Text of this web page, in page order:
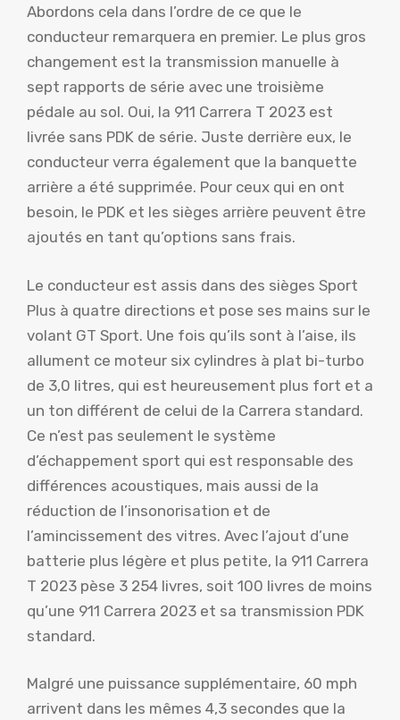
Abordons cela dans l’ordre de ce que le
conducteur remarquera en premier. Le plus gros
changement est la transmission manuelle à
sept rapports de série avec une troisième
pédale au sol. Oui, la 911 Carrera T 2023 est
livrée sans PDK de série. Juste derrière eux, le
conducteur verra également que la banquette
arrière a été supprimée. Pour ceux qui en ont
besoin, le PDK et les sièges arrière peuvent être
ajoutés en tant qu’options sans frais.
Le conducteur est assis dans des sièges Sport
Plus à quatre directions et pose ses mains sur le
volant GT Sport. Une fois qu’ils sont à l’aise, ils
allument ce moteur six cylindres à plat bi-turbo
de 3,0 litres, qui est heureusement plus fort et a
un ton différent de celui de la Carrera standard.
Ce n’est pas seulement le système
d’échappement sport qui est responsable des
différences acoustiques, mais aussi de la
réduction de l’insonorisation et de
l’amincissement des vitres. Avec l’ajout d’une
batterie plus légère et plus petite, la 911 Carrera
T 2023 pèse 3 254 livres, soit 100 livres de moins
qu’une 911 Carrera 2023 et sa transmission PDK
standard.
Malgré une puissance supplémentaire, 60 mph
arrivent dans les mêmes 4,3 secondes que la